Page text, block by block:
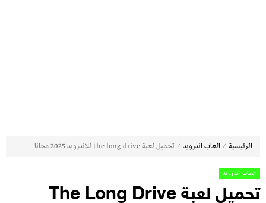
الرئيسية ⁄ العاب اندرويد ⁄ تحميل لعبة the long drive للاندرويد 2025 مجانا
العاب اندرويد
تحميل لعبة The Long Drive